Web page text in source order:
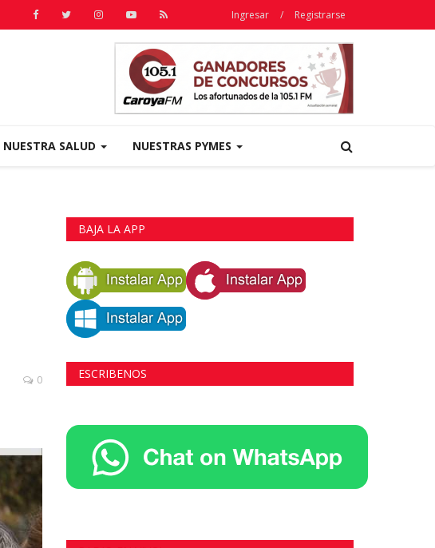
Ingresar / Registrarse
NUESTRA SALUD NUESTRAS PYMES
0
BAJA LA APP
ESCRIBENOS